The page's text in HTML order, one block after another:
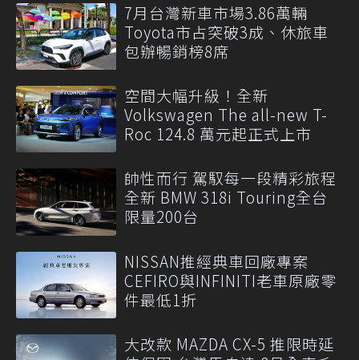
7月台灣新車市場3.86萬輛
Toyota市占突破3成、休旅車
包辦暢銷榜8席
空間大幅升級！全新
Volkswagen The all-new T-
Roc 124.8 萬元起正式上市
帥性而行 駕馭每一段精彩旅程
全新 BMW 318i Touring全台
限量200台
NISSAN推經典車回廠專案
CEFIRO與INFINITI老車原廠零
件最低1折
大改款 MAZDA CX-5 推限時延